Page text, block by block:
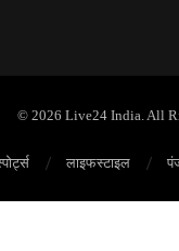
© 2026 Live24 India. All
लाइफस्टाइल